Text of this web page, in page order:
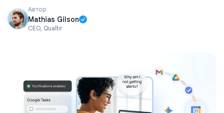
Автор
Mathias Gilson
CEO, Qualtir